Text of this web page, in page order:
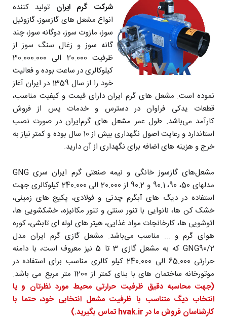
شرکت گرم ایران تولید کننده
انواع مشعل های گازسوز، گازوئیل
سوز، مازوت سوز، دوگانه سوز، چند
گانه سوز و زغال سنگ سوز از
ظرفیت 20.000 الی 30.000.000
کیلوکالری در ساعت بوده و فعالیت
خود را از سال 1359 در ایران آغاز
نموده است. مشعل های گرم ایران دارای قیمت و کیفیت مناسب،
قطعات یدکی فراوان در دسترس و خدمات پس از فروش
کارآمد می‌باشد. طول عمر مشعل های گرم‌ایران در صورت نصب
استاندارد و رعایت اصول نگهداری بیش از 10 سال بوده و کمتر نیاز به
خرج و هزینه های اضافه برای نگهداری از آن دارید.
مشعل‌های گازسوز خانگی و نیمه صنعتی گرم ایران سری GNG
مدلهای 50، 90، 90.1 و 90.2 از 20.000 الی 240.000 کیلوکالری جهت
استفاده در دیگ های آبگرم چدنی و فولادی، پکیج های زمینی،
خشک کن ها، نانوایی با تنور سنتی و تنور مکانیزه، خشکشویی ها،
اتوشویی ها، کارخانجات مواد غذایی، هیتر های لوله ای تابشی، کوره
هوای گرم و ... مناسب می‌باشد. مشعل گازی گرم ایران مدل
GNG90/2 که به مشعل گازی 3 تا 5 نیز معروف است، با دامنه
حرارتی 65.000 الی 240.000 کیلو کالری مناسب برای استفاده در
موتورخانه ساختمان های با بنای کمتر از 1200 متر مربع می باشد.
(جهت محاسبه دقیق ظرفیت حرارتیمحیط مورد نظرتان و یا
انتخاب دیگ متناسب با ظرفیت مشعل انتخابی خود،حتما با
کارشناسان فروش ما در hvak.ir تماس بگیرید.)